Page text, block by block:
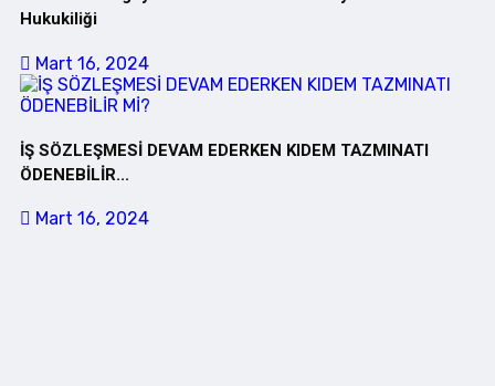
Hukukiliği
Mart 16, 2024
İŞ SÖZLEŞMESİ DEVAM EDERKEN KIDEM TAZMINATI
ÖDENEBİLİR...
Mart 16, 2024